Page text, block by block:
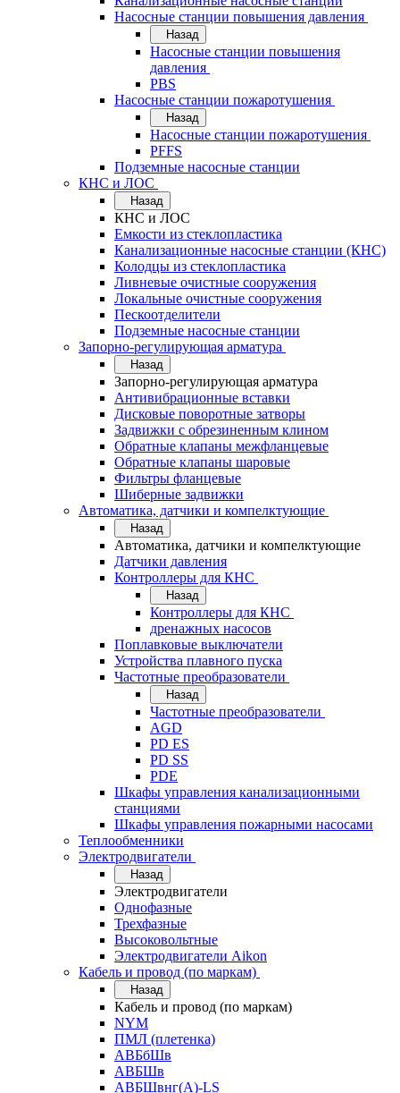
Насосные станции повышения давления
Назад
Насосные станции повышения
давления
PBS
Насосные станции пожаротушения
Назад
Насосные станции пожаротушения
PFFS
Подземные насосные станции
КНС и ЛОС
Назад
КНС и ЛОС
Емкости из стеклопластика
Канализационные насосные станции (КНС)
Колодцы из стеклопластика
Ливневые очистные сооружения
Локальные очистные сооружения
Пескоотделители
Подземные насосные станции
Запорно-регулирующая арматура
Назад
Запорно-регулирующая арматура
Антивибрационные вставки
Дисковые поворотные затворы
Задвижки с обрезиненным клином
Обратные клапаны межфланцевые
Обратные клапаны шаровые
Фильтры фланцевые
Шиберные задвижки
Автоматика, датчики и компелктующие
Назад
Автоматика, датчики и компелктующие
Датчики давления
Контроллеры для КНС
Назад
Контроллеры для КНС
дренажных насосов
Поплавковые выключатели
Устройства плавного пуска
Частотные преобразователи
Назад
Частотные преобразователи
AGD
PD ES
PD SS
PDE
Шкафы управления канализационными
станциями
Шкафы управления пожарными насосами
Теплообменники
Электродвигатели
Назад
Электродвигатели
Однофазные
Трехфазные
Высоковольтные
Электродвигатели Aikon
Кабель и провод (по маркам)
Назад
Кабель и провод (по маркам)
NYM
ПМЛ (плетенка)
АВБбШв
АВБШв
АВБШвнг(А)-LS